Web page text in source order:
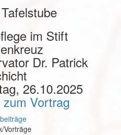
im Stift
Dr. Patrick
26.10.2025
Vortrag
Vorträge